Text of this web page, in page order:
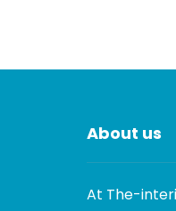
About us
At The-